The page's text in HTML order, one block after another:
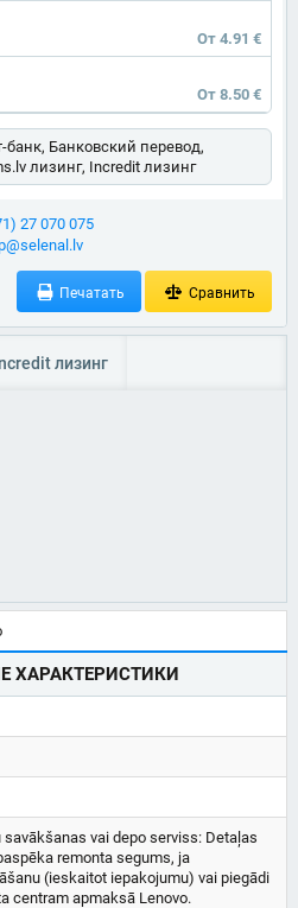
От 4.91 €
От 8.50 €
банк, Банковский перевод,
лизинг, Incredit лизинг
27 070 075
Печатать Сравнить
лизинг
ХАРАКТЕРИСТИКИ
savākšanas vai depo serviss: Detaļas
remonta segums, ja
(ieskaitot iepakojumu) vai piegādi
centram apmaksā Lenovo.